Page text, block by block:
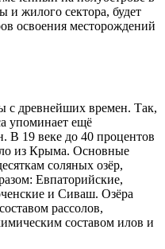
и жилого сектора, будет
освоения месторождений
с древнейших времен. Так,
упоминает ещё
В 19 веке до 40 процентов
из Крыма. Основные
соляных озёр,
Евпаторийские,
и Сиваш. Озёра
рассолов,
составом илов и